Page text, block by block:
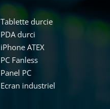
Tablette durcie
PDA durci
iPhone ATEX
PC Fanless
Panel PC
Ecran industriel